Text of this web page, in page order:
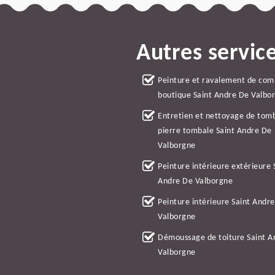
Autres
Peinture et ravalement de
boutique Saint Andre De
Entretien et nettoyage de
pierre tombale Saint Andre De
Valborgne
Peinture intérieure extérieure
Andre De Valborgne
Peinture intérieure Saint
Valborgne
Démoussage de toiture Saint
Valborgne